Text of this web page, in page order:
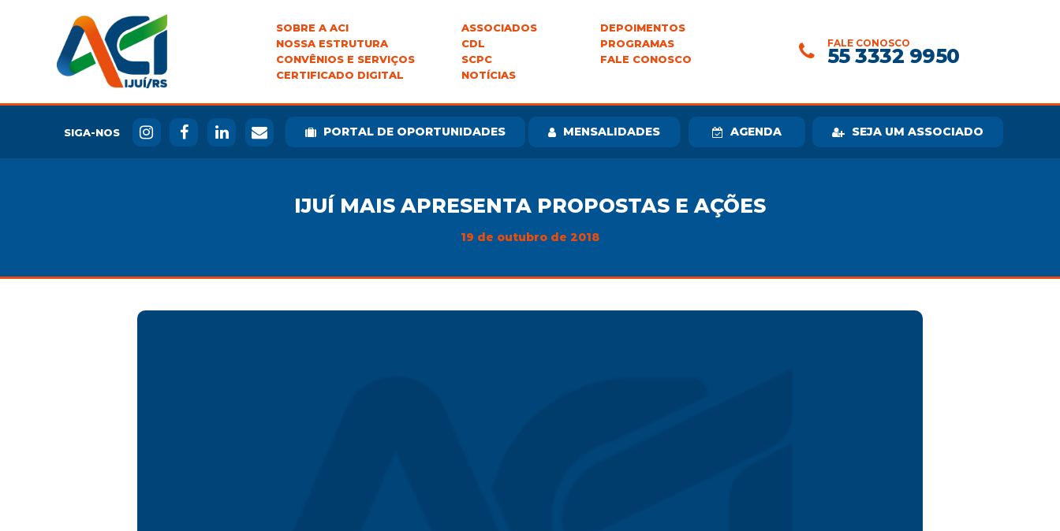
SOBRE A ACI
NOSSA ESTRUTURA
CONVÊNIOS E SERVIÇOS
CERTIFICADO DIGITAL
ASSOCIADOS
CDL
SCPC
NOTÍCIAS
DEPOIMENTOS
PROGRAMAS
FALE CONOSCO
FALE CONOSCO
55 3332 9950
SIGA-NOS PORTAL DE OPORTUNIDADES MENSALIDADES AGENDA SEJA UM ASSOCIADO
IJUÍ MAIS APRESENTA PROPOSTAS E AÇÕES
19 de outubro de 2018